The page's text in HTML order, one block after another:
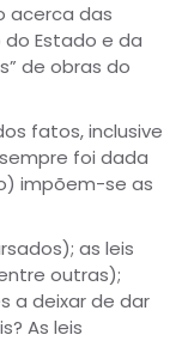
acerca das
Estado e da
de obras do
fatos, inclusive
foi dada
impõem-se as
as leis
outras);
a deixar de dar
As leis